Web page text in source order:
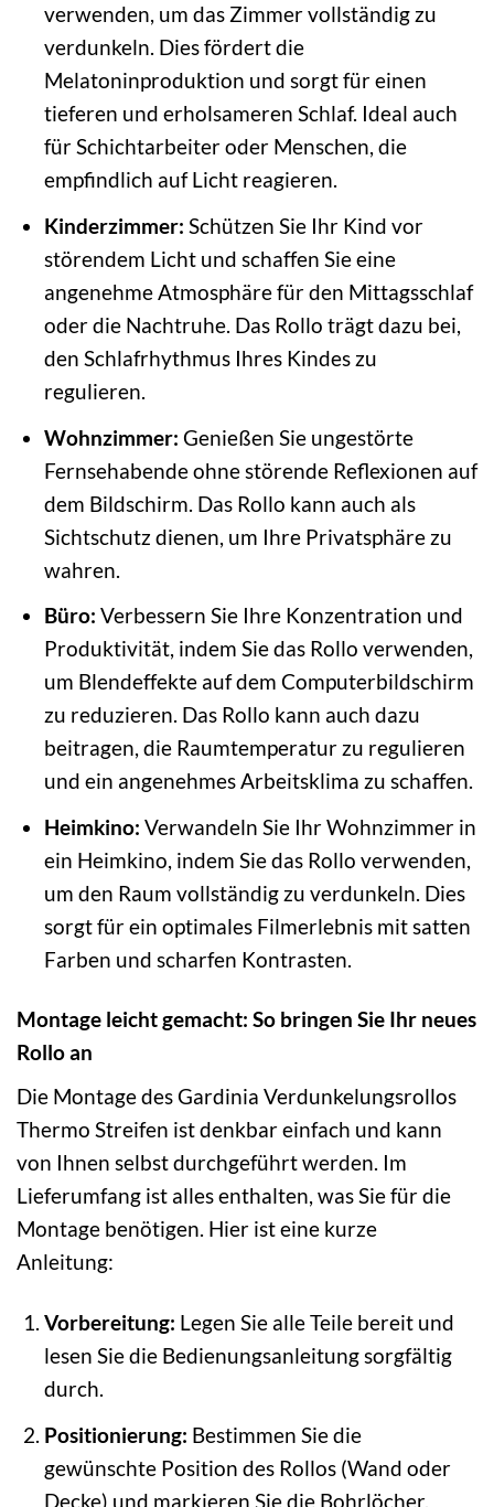
verwenden, um das Zimmer vollständig zu
verdunkeln. Dies fördert die
Melatoninproduktion und sorgt für einen
tieferen und erholsameren Schlaf. Ideal auch
für Schichtarbeiter oder Menschen, die
empfindlich auf Licht reagieren.
Kinderzimmer: Schützen Sie Ihr Kind vor
störendem Licht und schaffen Sie eine
angenehme Atmosphäre für den Mittagsschlaf
oder die Nachtruhe. Das Rollo trägt dazu bei,
den Schlafrhythmus Ihres Kindes zu
regulieren.
Wohnzimmer: Genießen Sie ungestörte
Fernsehabende ohne störende Reflexionen auf
dem Bildschirm. Das Rollo kann auch als
Sichtschutz dienen, um Ihre Privatsphäre zu
wahren.
Büro: Verbessern Sie Ihre Konzentration und
Produktivität, indem Sie das Rollo verwenden,
um Blendeffekte auf dem Computerbildschirm
zu reduzieren. Das Rollo kann auch dazu
beitragen, die Raumtemperatur zu regulieren
und ein angenehmes Arbeitsklima zu schaffen.
Heimkino: Verwandeln Sie Ihr Wohnzimmer in
ein Heimkino, indem Sie das Rollo verwenden,
um den Raum vollständig zu verdunkeln. Dies
sorgt für ein optimales Filmerlebnis mit satten
Farben und scharfen Kontrasten.
Montage leicht gemacht: So bringen Sie Ihr neues
Rollo an
Die Montage des Gardinia Verdunkelungsrollos
Thermo Streifen ist denkbar einfach und kann
von Ihnen selbst durchgeführt werden. Im
Lieferumfang ist alles enthalten, was Sie für die
Montage benötigen. Hier ist eine kurze
Anleitung:
Vorbereitung: Legen Sie alle Teile bereit und
lesen Sie die Bedienungsanleitung sorgfältig
durch.
Positionierung: Bestimmen Sie die
gewünschte Position des Rollos (Wand oder
Decke) und markieren Sie die Bohrlöcher.